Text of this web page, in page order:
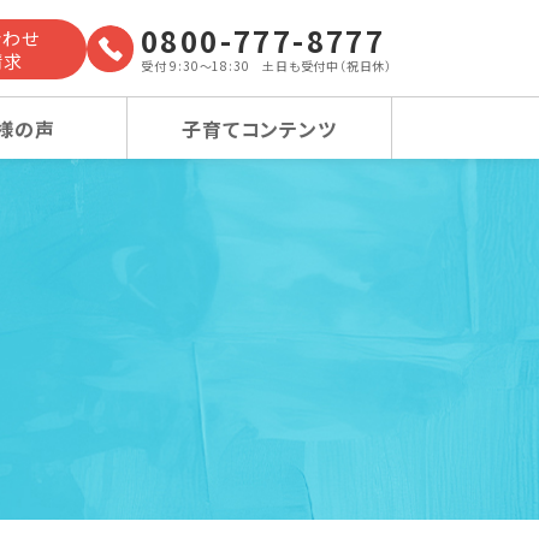
の声 子育てコンテンツ
せ
0800-777-8777
受付 9:30～18:30 土日も受付中（祝日休）